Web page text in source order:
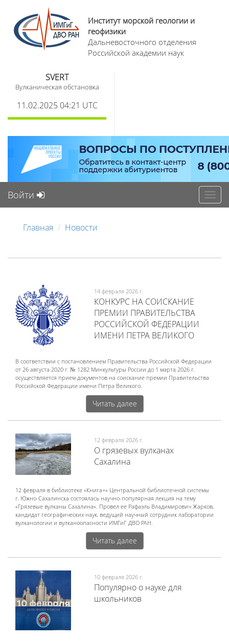
Институт морской геологии и
геофизики
Дальневосточного отделения
Российской академии наук
SVERT
Вулканическая обстановка
11.02.2025 04:21 UTC
Войти
Главная Новости
14 февраля 2026 г.
КОНКУРС НА СОИСКАНИЕ
ПРЕМИИ ПРАВИТЕЛЬСТВА
РОССИЙСКОЙ ФЕДЕРАЦИИ
ИМЕНИ ПЕТРА ВЕЛИКОГО
В соответствии с постановлением Правительства Российской Федерации
от 26 августа 2020 г. № 1282 Минкультуры России до 1 марта 2026 г.
осуществляется прием документов на соискание премии Правительства
Российской Федерации имени Петра Великого.
Читать далее
12 февраля 2026 г.
О грязевых вулканах
Сахалина
12 февраля в библиотеке «Книга+» Центральной библиотечной системы
г. Южно-Сахалинска состоялась научно-популярная лекция на тему
«Грязевые вулканы Сахалина». Провел ее Рафаэль Владимирович Жарков,
кандидат географических наук, ведущий научный сотрудник лаборатории
вулканологии и вулканоопасности ИМГиГ ДВО РАН.
Читать далее
10 февраля 2026 г.
Популярно о науке для
школьников